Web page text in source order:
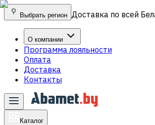
Выбрать регион Доставка по всей
О компании
Программа лояльности
Оплата
Доставка
Контакты
Каталог